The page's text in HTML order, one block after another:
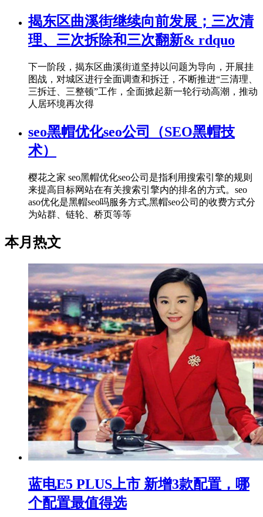
揭东区曲溪街继续向前发展；三次清
理、三次拆除和三次翻新& rdquo
下一阶段，揭东区曲溪街道坚持以问题为导向，开展挂
图战，对城区进行全面调查和拆迁，不断推进“三清理、
三拆迁、三整顿”工作，全面掀起新一轮行动高潮，推动
人居环境再次得
seo黑帽优化seo公司（SEO黑帽技
术）
樱花之家 seo黑帽优化seo公司是指利用搜索引擎的规则
来提高目标网站在有关搜索引擎内的排名的方式。seo
aso优化是黑帽seo吗服务方式,黑帽seo公司的收费方式分
为站群、链轮、桥页等等
本月热文
蓝电E5 PLUS上市 新增3款配置，哪
个配置最值得选